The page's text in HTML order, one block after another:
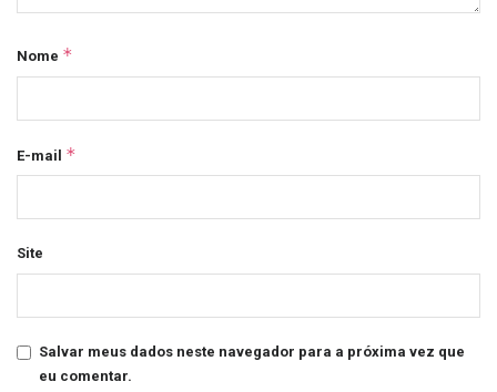
Nome *
E-mail *
Site
Salvar meus dados neste navegador para a próxima vez que
eu comentar.